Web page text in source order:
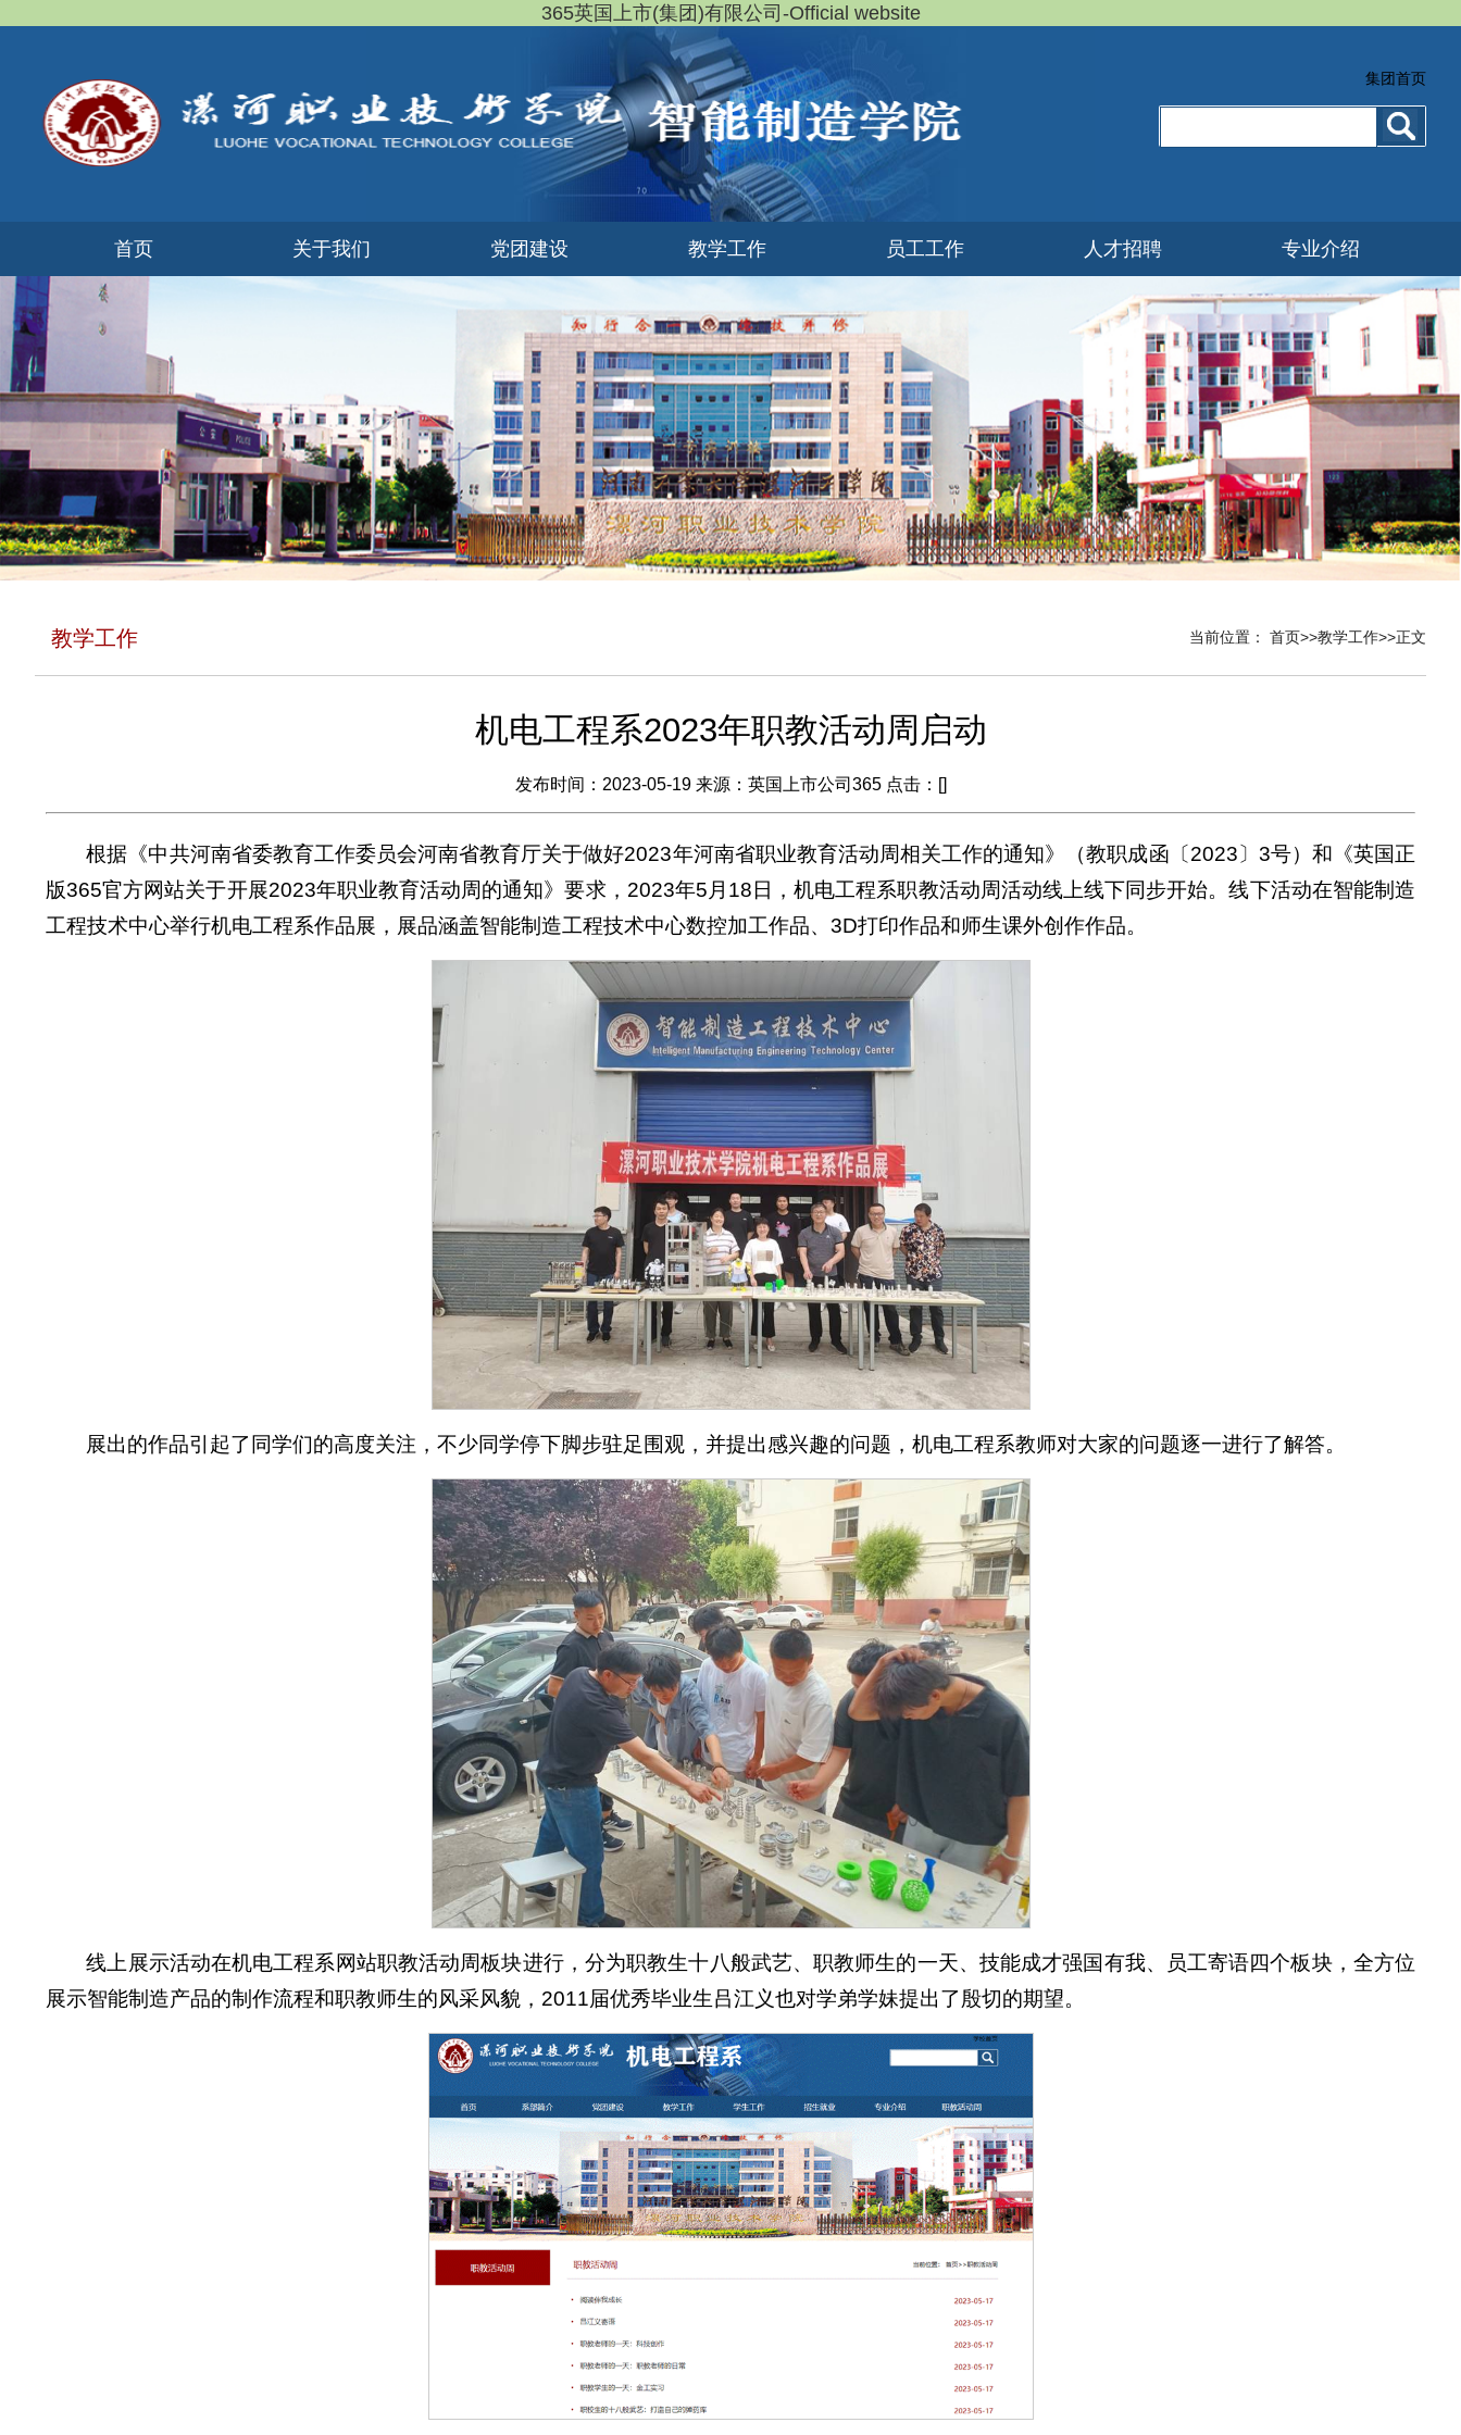
365英国上市(集团)有限公司-Official website
集团首页
首页 ​关于我们 党团建设 教学工作 员工工作 人才招聘 专业介绍
教学工作 当前位置： 首页>>教学工作>>正文
机电工程系2023年职教活动周启动
发布时间：2023-05-19 来源：英国上市公司365 点击：[]
根据《中共河南省委教育工作委员会河南省教育厅关于做好2023年河南省职业教育活动周相关工作的通知》（教职成函〔2023〕3号）和《英国正
版365官方网站关于开展2023年职业教育活动周的通知》要求，2023年5月18日，机电工程系职教活动周活动线上线下同步开始。线下活动在智能制造
工程技术中心举行机电工程系作品展，展品涵盖智能制造工程技术中心数控加工作品、3D打印作品和师生课外创作作品。
展出的作品引起了同学们的高度关注，不少同学停下脚步驻足围观，并提出感兴趣的问题，机电工程系教师对大家的问题逐一进行了解答。
线上展示活动在机电工程系网站职教活动周板块进行，分为职教生十八般武艺、职教师生的一天、技能成才强国有我、员工寄语四个板块，全方位
展示智能制造产品的制作流程和职教师生的风采风貌，2011届优秀毕业生吕江义也对学弟学妹提出了殷切的期望。